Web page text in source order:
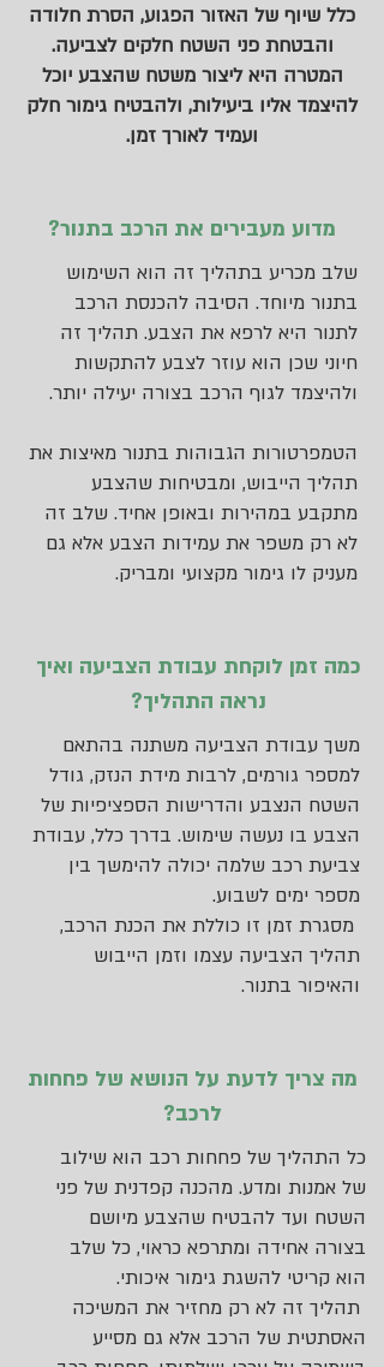
כלל שיוף של האזור הפגוע, הסרת חלודה
והבטחת פני השטח חלקים לצביעה.
המטרה היא ליצור משטח שהצבע יוכל
להיצמד אליו ביעילות, ולהבטיח גימור חלק
ועמיד לאורך זמן.
מדוע מעבירים את הרכב בתנור?
שלב מכריע בתהליך זה הוא השימוש
בתנור מיוחד. הסיבה להכנסת הרכב
לתנור היא לרפא את הצבע. תהליך זה
חיוני שכן הוא עוזר לצבע להתקשות
ולהיצמד לגוף הרכב בצורה יעילה יותר.
הטמפרטורות הגבוהות בתנור מאיצות את
תהליך הייבוש, ומבטיחות שהצבע
מתקבע במהירות ובאופן אחיד. שלב זה
לא רק משפר את עמידות הצבע אלא גם
מעניק לו גימור מקצועי ומבריק.
כמה זמן לוקחת עבודת הצביעה ואיך
נראה התהליך?
משך עבודת הצביעה משתנה בהתאם
למספר גורמים, לרבות מידת הנזק, גודל
השטח הנצבע והדרישות הספציפיות של
הצבע בו נעשה שימוש. בדרך כלל, עבודת
צביעת רכב שלמה יכולה להימשך בין
מספר ימים לשבוע.
מסגרת זמן זו כוללת את הכנת הרכב,
תהליך הצביעה עצמו וזמן הייבוש
והאיפור בתנור.
מה צריך לדעת על הנושא של פחחות
לרכב?
כל התהליך של פחחות רכב הוא שילוב
של אמנות ומדע. מהכנה קפדנית של פני
השטח ועד להבטיח שהצבע מיושם
בצורה אחידה ומתרפא כראוי, כל שלב
הוא קריטי להשגת גימור איכותי.
תהליך זה לא רק מחזיר את המשיכה
האסתטית של הרכב אלא גם מסייע